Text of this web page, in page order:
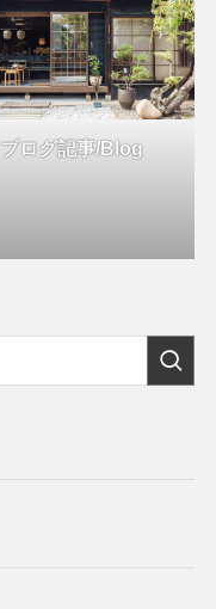
ブログ記事/Blog